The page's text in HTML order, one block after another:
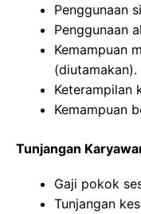
Penggunaan
Penggunaan
Kemampuan
(diutamakan).
Keterampilan
Kemampuan
Tunjangan
Gaji pokok
Tunjangan